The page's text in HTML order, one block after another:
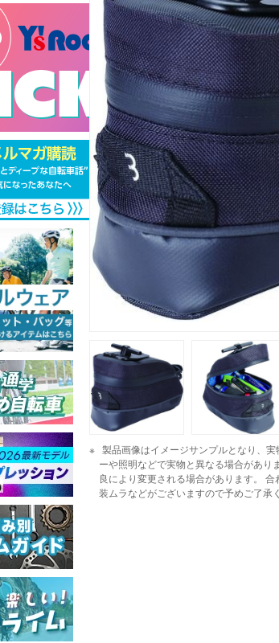
製品画像はイメージサンプルとなり、
ーや照明などで実物と異なる場合があり
良により変更される場合があります。
装ムラなどがございますので予めご了承